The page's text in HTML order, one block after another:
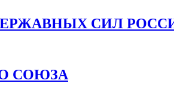
СИЛ
СОЮЗА